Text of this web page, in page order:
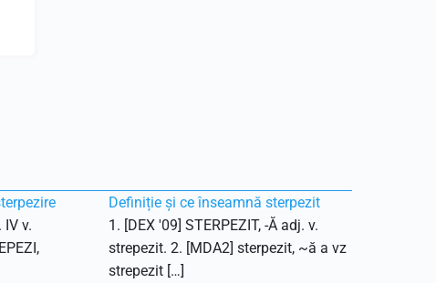
IV v.
Definiție și ce înseamnă sterpezit
1. [DEX '09] STERPEZIT, -Ă adj. v.
strepezit. 2. [MDA2] sterpezit, ~ă a vz
strepezit […]